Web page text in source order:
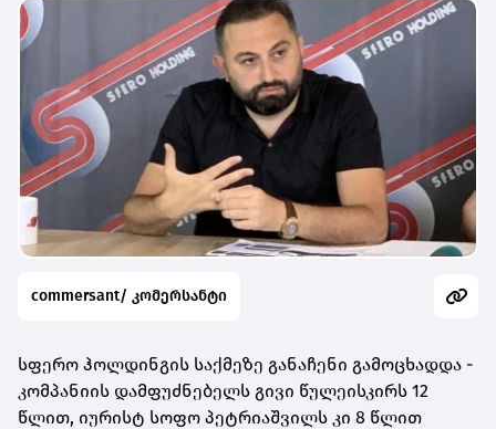
commersant/ კომერსანტი
სფერო ჰოლდინგის საქმეზე განაჩენი გამოცხადდა -
კომპანიის დამფუძნებელს გივი წულეისკირს 12
წლით, იურისტ სოფო პეტრიაშვილს კი 8 წლით